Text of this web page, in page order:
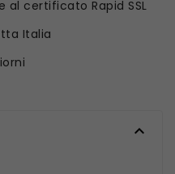
al certificato Rapid SSL
Italia
